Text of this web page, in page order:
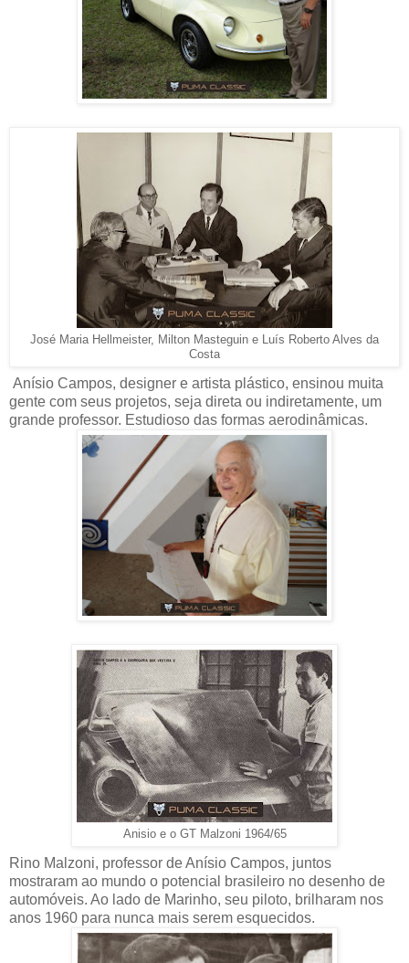
José Maria Hellmeister, Milton Masteguin e Luís Roberto Alves da
Costa
Anísio Campos, designer e artista plástico, ensinou muita
gente com seus projetos, seja direta ou indiretamente, um
grande professor. Estudioso das formas aerodinâmicas.
Anisio e o GT Malzoni 1964/65
Rino Malzoni, professor de Anísio Campos, juntos
mostraram ao mundo o potencial brasileiro no desenho de
automóveis. Ao lado de Marinho, seu piloto, brilharam nos
anos 1960 para nunca mais serem esquecidos.